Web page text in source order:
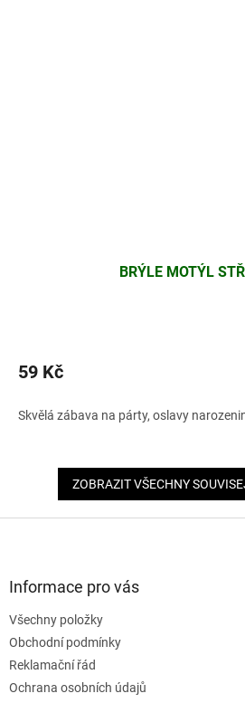
BRÝLE MOTÝL
59 Kč
Skvělá zábava na párty, oslavy
ZOBRAZIT VŠECHNY
Informace pro vás
Všechny položky
Obchodní podmínky
Reklamační řád
Ochrana osobních údajů